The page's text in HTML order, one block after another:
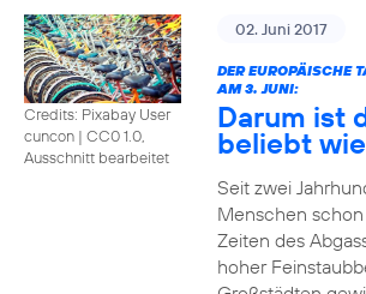
Credits: Pixabay User
cuncon | CC0 1.0,
Ausschnitt bearbeitet
02. Juni 2017
DER EUROPÄISCHE
AM 3. JUNI:
Darum ist
beliebt
Seit zwei
Menschen
Zeiten des
hoher